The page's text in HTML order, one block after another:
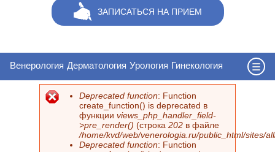
ЗАПИСАТЬСЯ НА ПРИЕМ
Венерология Дерматология Урология Гинекология
Сообщение об ошибке
Deprecated function: Function
create_function() is deprecated в
функции views_php_handler_field-
>pre_render() (строка 202 в файле
/home/kvd/web/venerologia.ru/public_html/sites/
Deprecated function: Function